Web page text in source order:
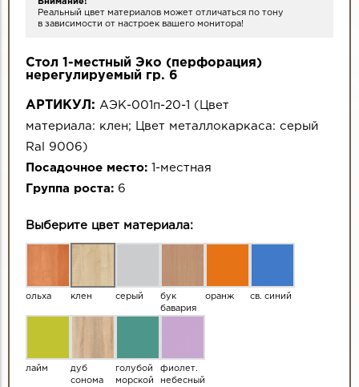
Внимание!
Реальный цвет материалов может отличаться по тону
в зависимости от настроек вашего монитора!
Стол 1-местный Эко (перфорация)
нерегулируемый гр. 6
АРТИКУЛ: АЭК-001п-20-1 (
Цвет
материала: клен; Цвет металлокаркаса: серый
Ral 9006)
Посадочное место: 1-местная
Группа роста: 6
Выберите цвет материала:
ольха клен серый
бук
бавария
оранж св. синий
лайм
дуб
сонома
голубой
морской
фиолет.
небесный